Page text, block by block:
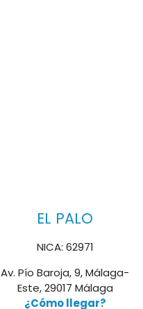
EL PALO
NICA: 62971
Av. Pío Baroja, 9, Málaga-
Este, 29017 Málaga
¿Cómo llegar?